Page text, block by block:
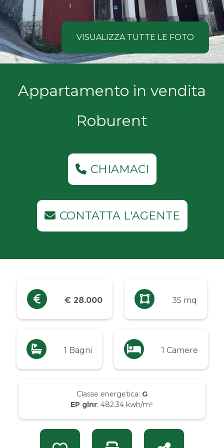
VISUALIZZA TUTTE LE FOTO
Appartamento in vendita
Roburent
CHIAMACI
CONTATTA L'AGENTE
€ 28.000 35 mq
1 Bagni 1 Camere
Classe energetica: G
EP glnr: 482.34 kwh/m²
COSA
CERCANO
NOSTRI
Comune
Tipologia
-
Industriali
Prezzo
Qualsiasi
Fino a € 5.000
Da € 10.000 a € 20.000
Da € 20.000 a € 50.000